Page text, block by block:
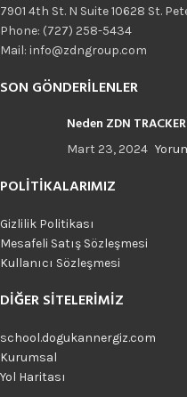
7901 4th St. N Suite 10628 St.
Phone: (727) 258-5434
Mail: info@zdngroup.com
SON GÖNDERILENLER
Neden ZDN
Mart 23, 2024
POLITIKALARIMIZ
Gizlilik Politikası
Mesafeli Satış Sözleşmesi
Kullanıcı Sözleşmesi
DIĞER SITELERIMIZ
school.dogukannergiz.com
Kurumsal
Yol Haritası